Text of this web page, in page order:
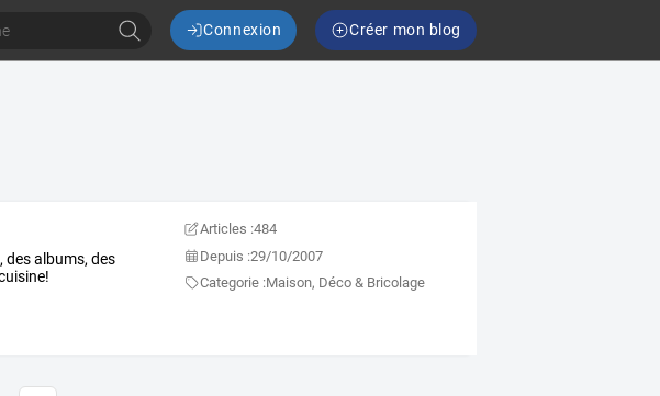
Connexion Créer mon blog
des albums, des
Articles :484
Depuis :29/10/2007
Categorie :Maison, Déco & Bricolage